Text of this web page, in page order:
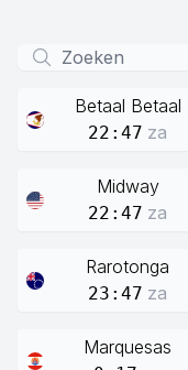
Betaal Betaal
22:47 za
Midway
22:47 za
Rarotonga
23:47 za
Marquesas